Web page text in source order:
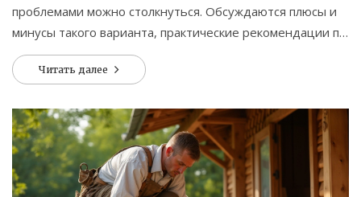
проблемами можно столкнуться. Обсуждаются плюсы и
минусы такого варианта, практические рекомендации по
выбору крепежа и советы мастеров. Вы узнаете о
типичных ошибках при установке и выясните, на что
сделать террасу руками и не ошибиться с выбором.
Читать далее